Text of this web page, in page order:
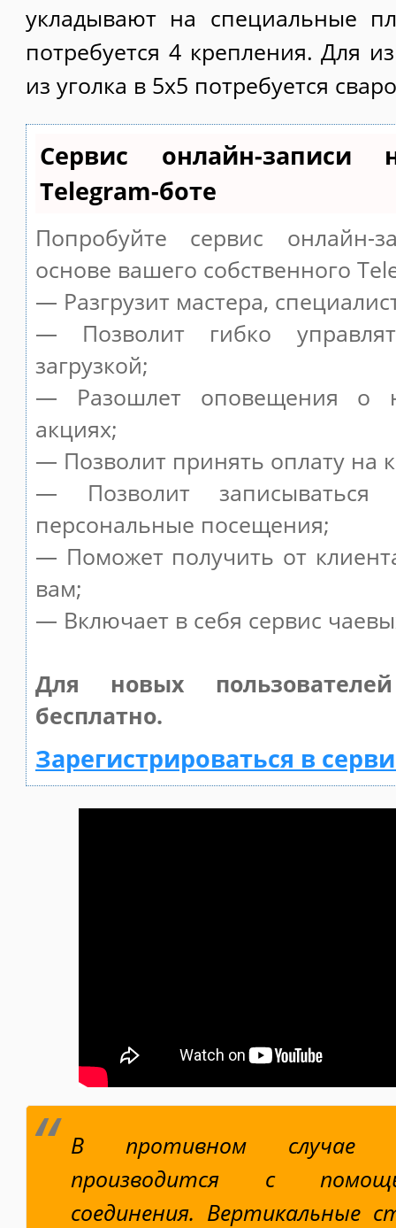
укладывают на специальные
потребуется 4 крепления. Для
из уголка в 5х5 потребуется
Сервис онлайн-записи
Telegram-боте
Попробуйте сервис онлайн-
основе вашего собственного
— Разгрузит мастера,
— Позволит гибко
загрузкой;
— Разошлет оповещения о
акциях;
— Позволит принять оплату на
— Позволит
персональные посещения;
— Поможет получить от
вам;
— Включает в себя сервис
Для новых
бесплатно.
Зарегистрироваться в
В противном случае
производится с
соединения. Вертикальные